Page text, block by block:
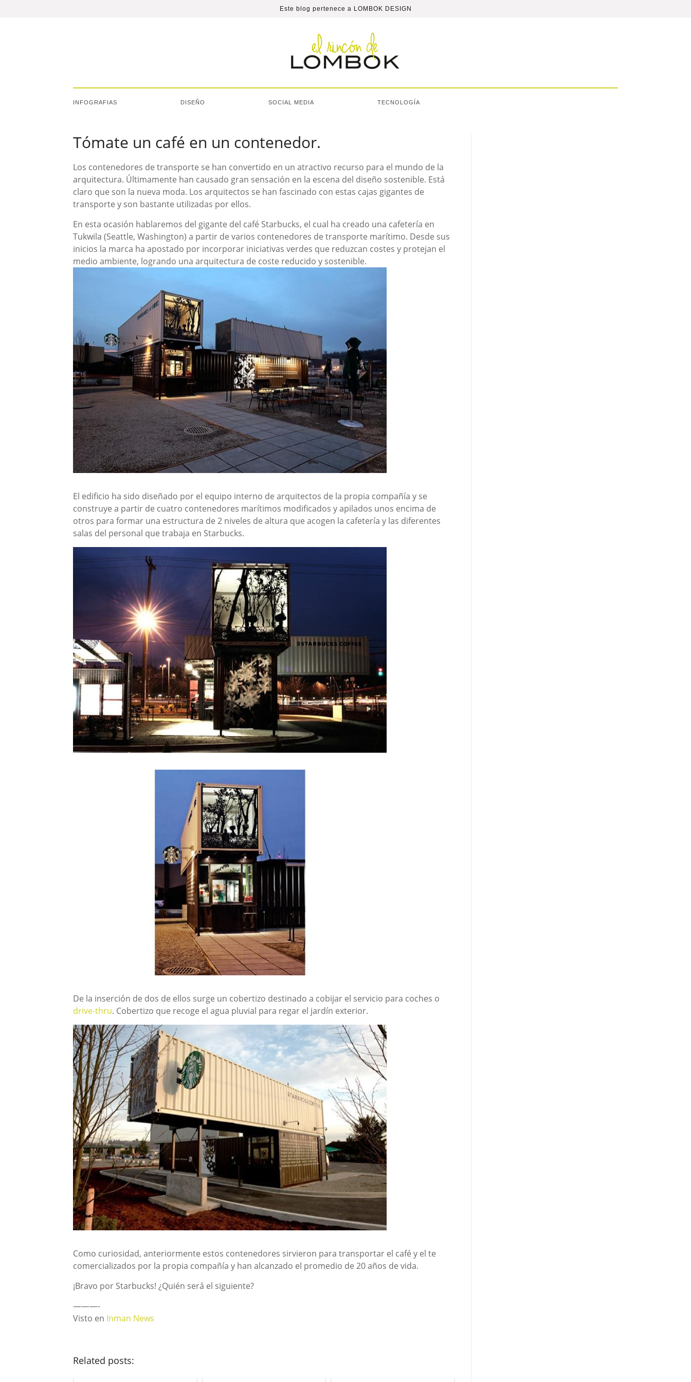
Este blog pertenece a LOMBOK DESIGN
INFOGRAFIAS DISEÑO SOCIAL MEDIA TECNOLOGÍA
Tómate un café en un contenedor.
Los contenedores de transporte se han convertido en un atractivo recurso para el mundo de la
arquitectura. Últimamente han causado gran sensación en la escena del diseño sostenible. Está
claro que son la nueva moda. Los arquitectos se han fascinado con estas cajas gigantes de
transporte y son bastante utilizadas por ellos.
En esta ocasión hablaremos del gigante del café Starbucks, el cual ha creado una cafetería en
Tukwila (Seattle, Washington) a partir de varios contenedores de transporte marítimo. Desde sus
inicios la marca ha apostado por incorporar iniciativas verdes que reduzcan costes y protejan el
medio ambiente, logrando una arquitectura de coste reducido y sostenible.
El edificio ha sido diseñado por el equipo interno de arquitectos de la propia compañía y se
construye a partir de cuatro contenedores marítimos modificados y apilados unos encima de
otros para formar una estructura de 2 niveles de altura que acogen la cafetería y las diferentes
salas del personal que trabaja en Starbucks.
De la inserción de dos de ellos surge un cobertizo destinado a cobijar el servicio para coches o
drive-thru. Cobertizo que recoge el agua pluvial para regar el jardín exterior.
Como curiosidad, anteriormente estos contenedores sirvieron para transportar el café y el te
comercializados por la propia compañía y han alcanzado el promedio de 20 años de vida.
¡Bravo por Starbucks! ¿Quién será el siguiente?
———-
Visto en Inman News
Related posts: